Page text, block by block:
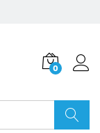
0